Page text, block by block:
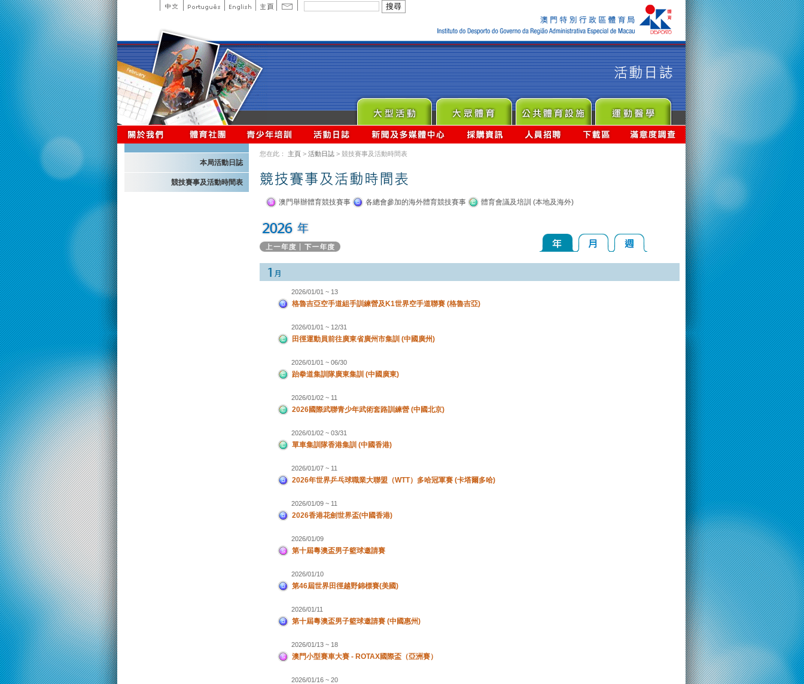
本局活動日誌
競技賽事及活動時間表
您在此： 主頁 > 活動日誌 > 競技賽事及活動時間表
澳門舉辦體育競技賽事 各總會參加的海外體育競技賽事 體育會議及培訓 (本地及海外)
2026/01/01 ~ 13
格魯吉亞空手道組手訓練營及K1世界空手道聯賽 (格魯吉亞)
2026/01/01 ~ 12/31
田徑運動員前往廣東省廣州市集訓 (中國廣州)
2026/01/01 ~ 06/30
跆拳道集訓隊廣東集訓 (中國廣東)
2026/01/02 ~ 11
2026國際武聯青少年武術套路訓練營 (中國北京)
2026/01/02 ~ 03/31
單車集訓隊香港集訓 (中國香港)
2026/01/07 ~ 11
2026年世界乒乓球職業大聯盟（WTT）多哈冠軍賽 (卡塔爾多哈)
2026/01/09 ~ 11
2026香港花劍世界盃(中國香港)
2026/01/09
第十屆粵澳盃男子籃球邀請賽
2026/01/10
第46屆世界田徑越野錦標賽(美國)
2026/01/11
第十屆粵澳盃男子籃球邀請賽 (中國惠州)
2026/01/13 ~ 18
澳門小型賽車大賽 - ROTAX國際盃（亞洲賽）
2026/01/16 ~ 20